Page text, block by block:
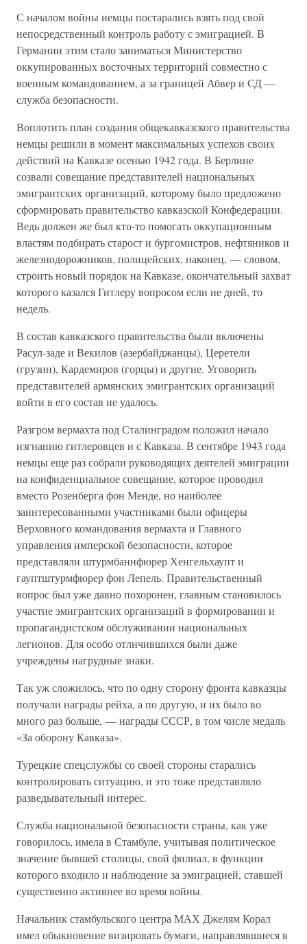
С началом войны немцы постарались взять под свой
непосредственный контроль работу с эмиграцией. В
Германии этим стало заниматься Министерство
оккупированных восточных территорий совместно с
военным командованием, а за границей Абвер и СД —
служба безопасности.
Воплотить план создания общекавказского правительства
немцы решили в момент максимальных успехов своих
действий на Кавказе осенью 1942 года. В Берлине
созвали совещание представителей национальных
эмигрантских организаций, которому было предложено
сформировать правительство кавказской Конфедерации.
Ведь должен же был кто-то помогать оккупационным
властям подбирать старост и бургомистров, нефтяников и
железнодорожников, полицейских, наконец, — словом,
строить новый порядок на Кавказе, окончательный захват
которого казался Гитлеру вопросом если не дней, то
недель.
В состав кавказского правительства были включены
Расул-заде и Векилов (азербайджанцы), Церетели
(грузин), Кардемиров (горцы) и другие. Уговорить
представителей армянских эмигрантских организаций
войти в его состав не удалось.
Разгром вермахта под Сталинградом положил начало
изгнанию гитлеровцев и с Кавказа. В сентябре 1943 года
немцы еще раз собрали руководящих деятелей эмиграции
на конфиденциальное совещание, которое проводил
вместо Розенберга фон Менде, но наиболее
заинтересованными участниками были офицеры
Верховного командования вермахта и Главного
управления имперской безопасности, которое
представляли штурмбаннфюрер Хенгельхаупт и
гауптштурмфюрер фон Лепель. Правительственный
вопрос был уже давно похоронен, главным становилось
участие эмигрантских организаций в формировании и
пропагандистском обслуживании национальных
легионов. Для особо отличившихся были даже
учреждены нагрудные знаки.
Так уж сложилось, что по одну сторону фронта кавказцы
получали награды рейха, а по другую, и их было во
много раз больше, — награды СССР, в том числе медаль
«За оборону Кавказа».
Турецкие спецслужбы со своей стороны старались
контролировать ситуацию, и это тоже представляло
разведывательный интерес.
Служба национальной безопасности страны, как уже
говорилось, имела в Стамбуле, учитывая политическое
значение бывшей столицы, свой филиал, в функции
которого входило и наблюдение за эмиграцией, ставшей
существенно активнее во время войны.
Начальник стамбульского центра МАХ Джелям Корал
имел обыкновение визировать бумаги, направлявшиеся в